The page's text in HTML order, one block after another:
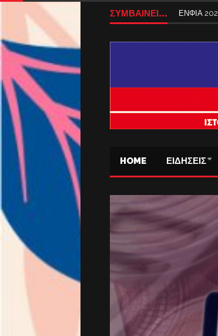
ΣΥΜΒΑΙΝΕΙ... ΕΝΦΙΑ
Tέλος από
HOME ΕΙΔΗΣΕΙΣ